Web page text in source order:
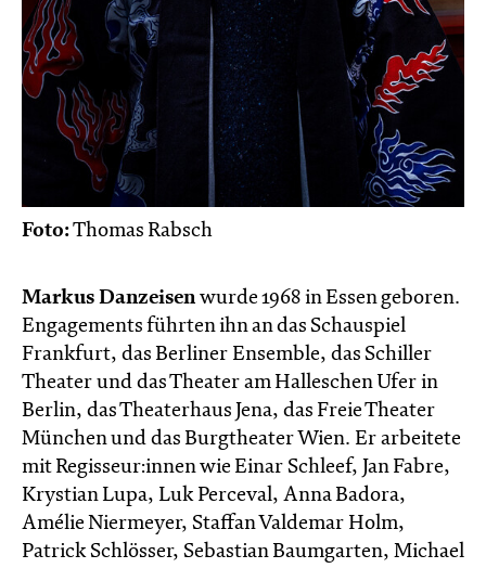
Foto:Thomas Rabsch
Markus Danzeisen wurde 1968 in Essen geboren.
Engagements führten ihn an das Schauspiel
Frankfurt, das Berliner Ensemble, das Schiller
Theater und das Theater am Halleschen Ufer in
Berlin, das Theaterhaus Jena, das Freie Theater
München und das Burgtheater Wien. Er arbeitete
mit Regisseur:innen wie Einar Schleef, Jan Fabre,
Krystian Lupa, Luk Perceval, Anna Badora,
Amélie Niermeyer, Staffan Valdemar Holm,
Patrick Schlösser, Sebastian Baumgarten, Michael